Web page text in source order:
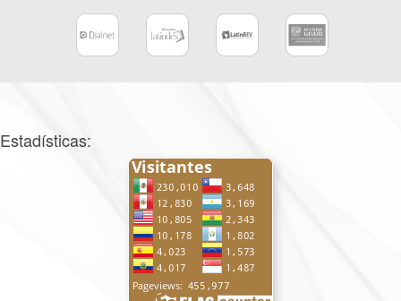
Estadísticas: